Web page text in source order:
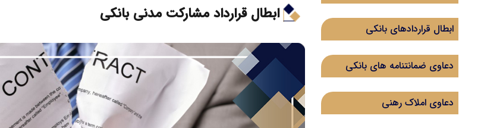
ابطال قراردادهای بانکی
دعاوی ضمانتنامه های بانکی
دعاوی املاک رهنی
ابطال قرارداد مشارکت مدنی بانکی